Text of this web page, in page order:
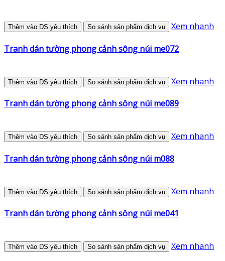
Thêm vào DS yêu thích So sánh sản phẩm dịch vụ Xem nhanh
Tranh dán tường phong cảnh sông núi me072
Thêm vào DS yêu thích So sánh sản phẩm dịch vụ Xem nhanh
Tranh dán tường phong cảnh sông núi me089
Thêm vào DS yêu thích So sánh sản phẩm dịch vụ Xem nhanh
Tranh dán tường phong cảnh sông núi m088
Thêm vào DS yêu thích So sánh sản phẩm dịch vụ Xem nhanh
Tranh dán tường phong cảnh sông núi me041
Thêm vào DS yêu thích So sánh sản phẩm dịch vụ Xem nhanh